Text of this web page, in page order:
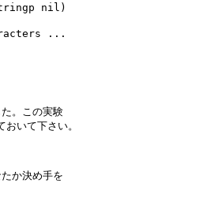
nil)
...
。この実験
いて下さい。
か決め手を